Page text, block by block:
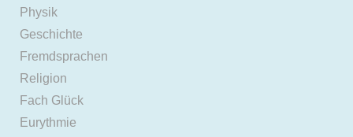
Physik
Geschichte
Fremdsprachen
Religion
Fach Glück
Eurythmie